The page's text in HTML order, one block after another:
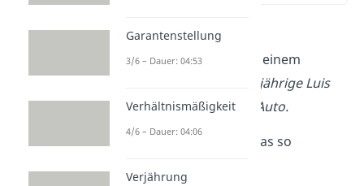
Schau dir dieFolgen des
Abstraktionsprinzips
an einem
Der 6-jährige Luis
kauft sich ein Spielzeug-Auto.
Rechtlich kannst du dir das so
Garantenstellung
3/6 – Dauer: 04:53
Verhältnismäßigkeit
4/6 – Dauer: 04:06
Verjährung